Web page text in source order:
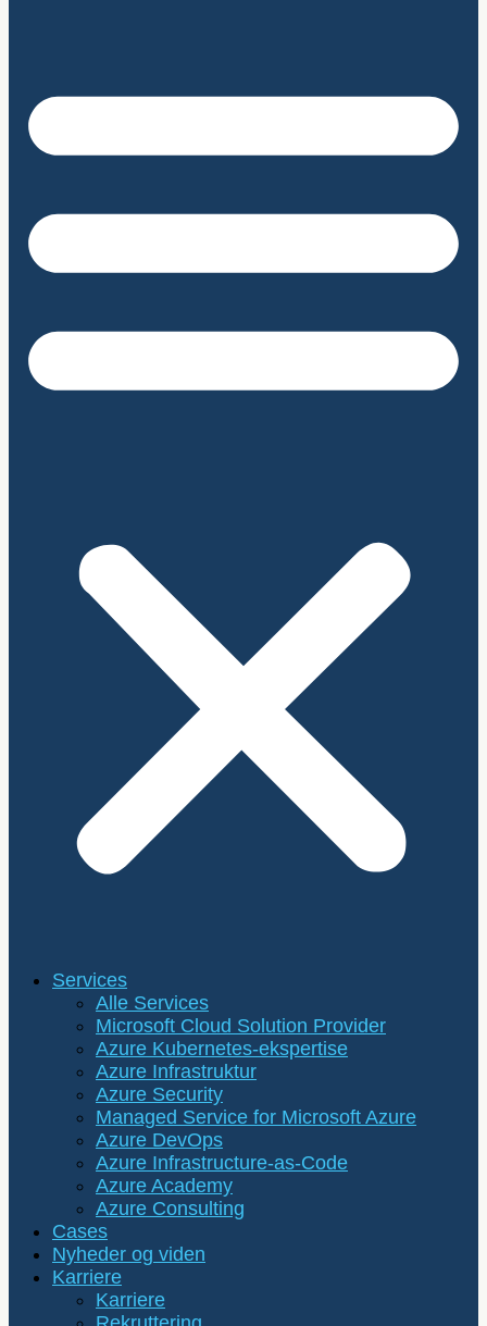
Services
Alle Services
Microsoft Cloud Solution Provider
Azure Kubernetes-ekspertise
Azure Infrastruktur
Azure Security
Managed Service for Microsoft Azure
Azure DevOps
Azure Infrastructure-as-Code
Azure Academy
Azure Consulting
Cases
Nyheder og viden
Karriere
Karriere